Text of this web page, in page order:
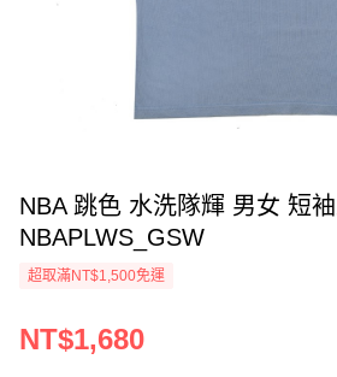
NBA 跳色 水洗隊輝 男女 短
NBAPLWS_GSW
超取滿NT$1,500免運
NT$1,680